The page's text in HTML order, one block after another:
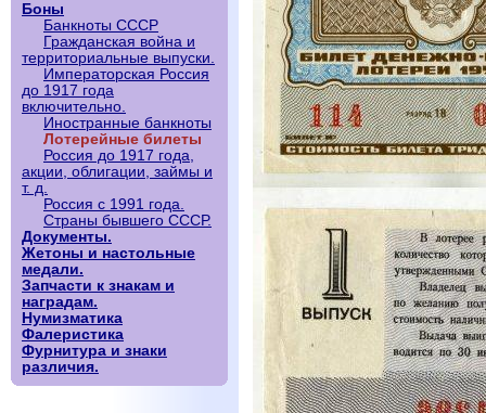
Боны
Банкноты СССР
Гражданская война и
территориальные выпуски.
Императорская Россия
до 1917 года
включительно.
Иностранные банкноты
Лотерейные билеты
Россия до 1917 года,
акции, облигации, займы и
т. д.
Россия с 1991 года.
Страны бывшего СССР.
Документы.
Жетоны и настольные
медали.
Запчасти к знакам и
наградам.
Нумизматика
Фалеристика
Фурнитура и знаки
различия.